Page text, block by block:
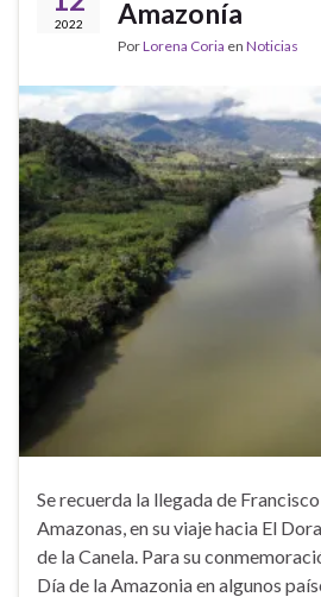
2022
Amazonía
PorLorena Coria en Noticias
Se recuerda la llegada de
Amazonas, en su viaje hacia El
de la Canela. Para su
Día de la Amazonia en algunos